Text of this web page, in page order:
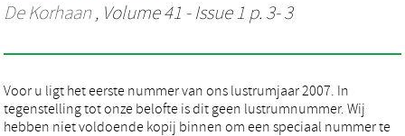
De Korhaan , Volume 41 - Issue 1 p. 3- 3
Voor u ligt het eerste nummer van ons lustrumjaar 2007. In
tegenstelling tot onze belofte is dit geen lustrumnummer. Wij
hebben niet voldoende kopij binnen om een speciaal nummer te